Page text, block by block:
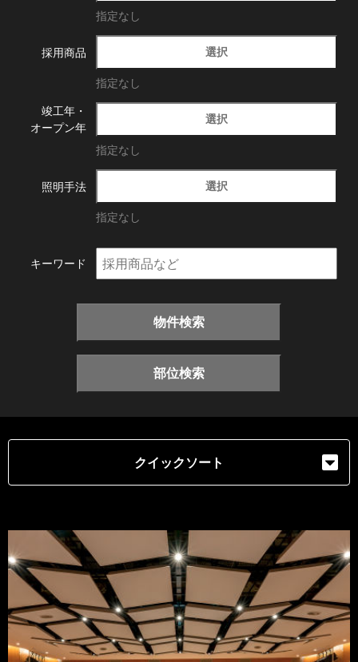
指定なし
採用商品 選択
指定なし
竣工年・
オープン年
選択
指定なし
照明手法 選択
指定なし
キーワード
物件検索
部位検索
クイックソート